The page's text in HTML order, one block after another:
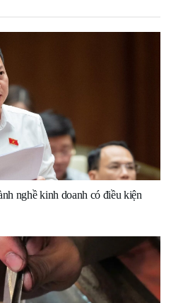
nghề kinh doanh có điều kiện